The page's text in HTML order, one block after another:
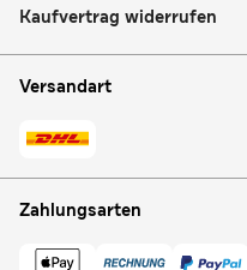
Kaufvertrag widerrufen
Versandart
Zahlungsarten